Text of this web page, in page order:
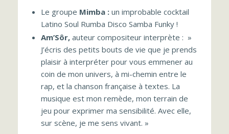
Le groupe Mimba : un improbable cocktail
Latino Soul Rumba Disco Samba Funky !
Am’Sôr, auteur compositeur interprète : »
J’écris des petits bouts de vie que je prends
plaisir à interpréter pour vous emmener au
coin de mon univers, à mi-chemin entre le
rap, et la chanson française à textes. La
musique est mon remède, mon terrain de
jeu pour exprimer ma sensibilité. Avec elle,
sur scène, je me sens vivant. »